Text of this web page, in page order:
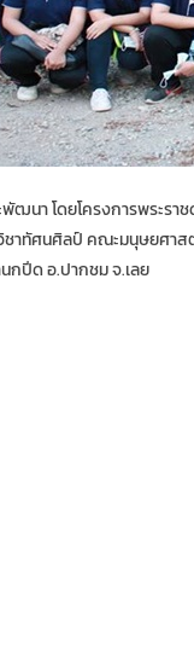
ฒนา โดยโครงการพระร
วิชาทัศนศิลป์ คณะมนุษยศ
กปีด อ.ปากชม จ.เลย